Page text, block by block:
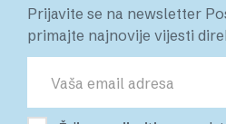
Prijavite se na newsletter
primajte najnovije vijesti